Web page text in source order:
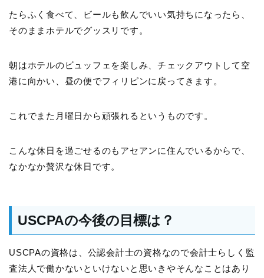
たらふく食べて、ビールも飲んでいい気持ちになったら、
そのままホテルでグッスリです。
朝はホテルのビュッフェを楽しみ、チェックアウトして空
港に向かい、昼の便でフィリピンに戻ってきます。
これでまた月曜日から頑張れるというものです。
こんな休日を過ごせるのもアセアンに住んでいるからで、
なかなか贅沢な休日です。
USCPAの今後の目標は？
USCPAの資格は、公認会計士の資格なので会計士らしく監
査法人で働かないといけないと思いきやそんなことはあり